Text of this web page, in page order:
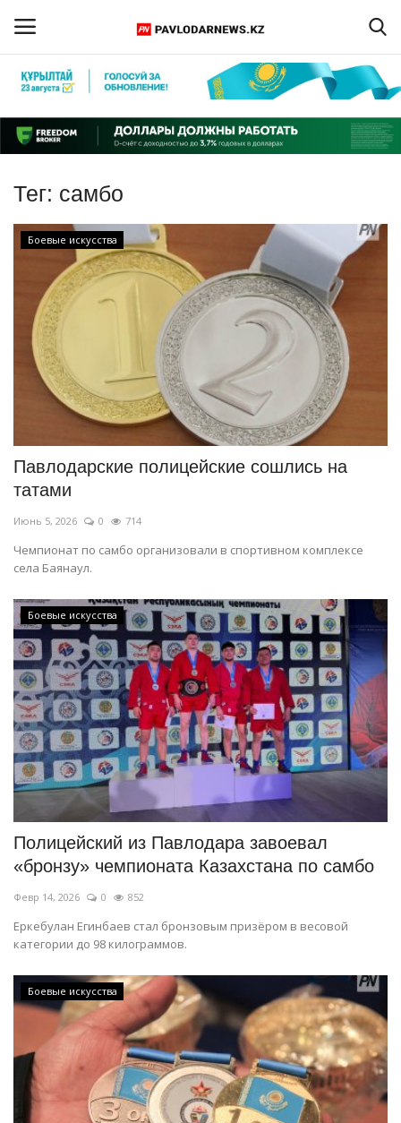
Регистрация
Главная
Обратная связь
ПАВЛОДАРСКАЯ ОБЛАСТЬ
КАЗАХСТАН
МИР
СПЕЦПРОЕКТЫ
Чек-лист
РАЗВЛЕЧЕНИЯ
OFFICIAL
Курултай
Язык
Қазақша Русский
Тег: самбо
Боевые искусства
Павлодарские полицейские сошлись на
татами
Июнь 5, 2026 0 714
Чемпионат по самбо организовали в спортивном комплексе
села Баянаул.
Боевые искусства
Полицейский из Павлодара завоевал
«бронзу» чемпионата Казахстана по самбо
Февр 14, 2026 0 852
Еркебулан Егинбаев стал бронзовым призёром в весовой
категории до 98 килограммов.
Боевые искусства